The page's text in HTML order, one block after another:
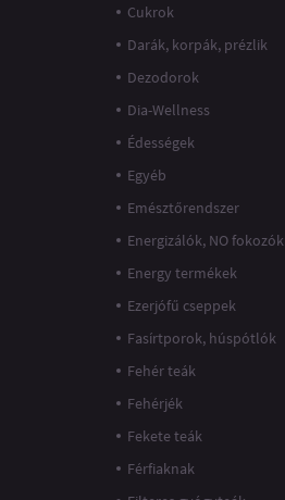
Cukrok
Darák, korpák, prézlik
Dezodorok
Dia-Wellness
Édességek
Egyéb
Emésztőrendszer
Energizálók, NO fokozók
Energy termékek
Ezerjófű cseppek
Fasírtporok, húspótlók
Fehér teák
Fehérjék
Fekete teák
Férfiaknak